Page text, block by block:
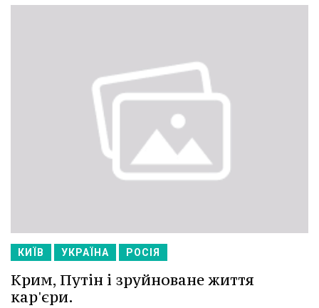
КИЇВ УКРАЇНА РОСІЯ
Крим, Путін і зруйноване життя
кар'єри.